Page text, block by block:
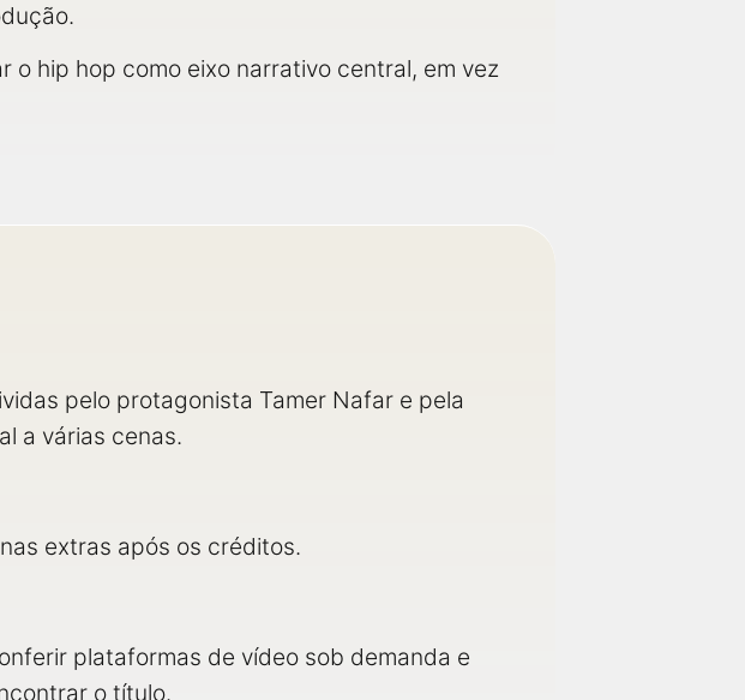
o hip hop como eixo narrativo central, em vez
pelo protagonista Tamer Nafar e pela
a várias cenas.
extras após os créditos.
plataformas de vídeo sob demanda e
o título.